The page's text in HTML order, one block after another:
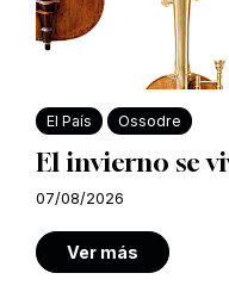
El País Ossodre
El invierno se
07/08/2026
Ver más